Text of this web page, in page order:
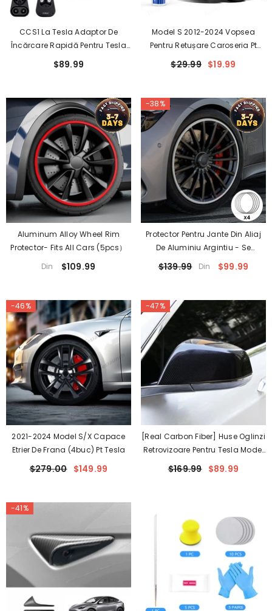
CCS1 La Tesla Adaptor De
Încărcare Rapidă Pentru Tesla
Model 3/Y/S/X
$89.99
Model S 2012-2024 Vopsea
Pentru Retușare Caroseria Pt
Tesla- Seturi De Reparare A
Factory
$29.99 $19.99
Aluminum Alloy Wheel Rim
Protector- Fits All Cars (5pcs）
Din
$109.99
-38%
Protector Pentru Jante Din Aliaj
De Aluminiu Argintiu - Se
Potrivește Tuturor Mașinilor (4
$139.99 Din $99.99
-46%
2021-2024 Model S/X Capace
Etrier De Frana (4buc) Pt Tesla
$279.00 $149.99
-47%
[Real Carbon Fiber] Huse Oglinzi
Retrovizoare Pentru Tesla Model
S (1 Pereche) (2016-2024)
$169.99 $89.99
-41%